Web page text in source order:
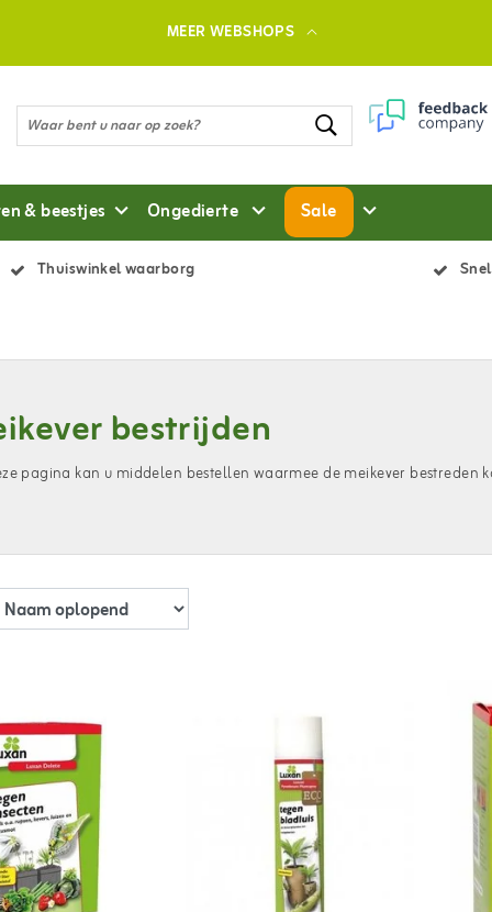
MEER WEBSHOPS
& beestjes Ongedierte Sale
Thuiswinkel waarborg
bestrijden
pagina kan u middelen bestellen waarmee de meikever bestreden